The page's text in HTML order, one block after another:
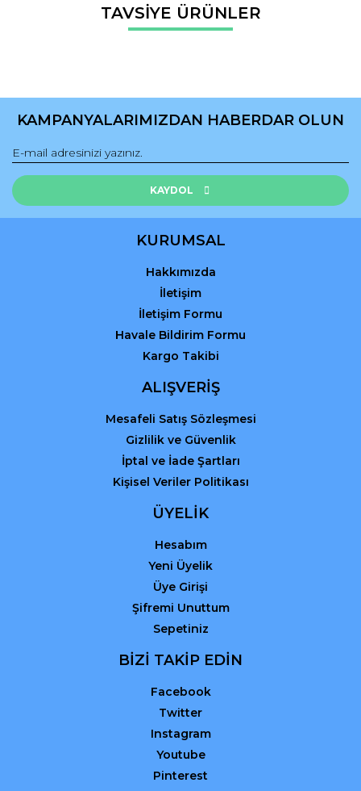
Bu ürüne ilk yorumu siz yapın!
Bu ürünün fiyat bilgisi, resim, ürün açıklamalarında ve diğer
konularda yetersiz gördüğünüz noktaları öneri formunu
Ürün açıklamasında eksik bilgiler bulunuyor.
Ürün fiyatı diğer sitelerden daha pahalı.
Bu ürüne benzer farklı alternatifler olmalı.
Gönder
TAVSİYE ÜRÜNLER
KAMPANYALARIMIZDAN HABERDAR OLUN
KAYDOL
KURUMSAL
Hakkımızda
İletişim
İletişim Formu
Havale Bildirim Formu
Kargo Takibi
ALIŞVERİŞ
Mesafeli Satış Sözleşmesi
Gizlilik ve Güvenlik
İptal ve İade Şartları
Kişisel Veriler Politikası
ÜYELİK
Hesabım
Yeni Üyelik
Üye Girişi
Şifremi Unuttum
Sepetiniz
BİZİ TAKİP EDİN
Facebook
Twitter
Instagram
Youtube
Pinterest